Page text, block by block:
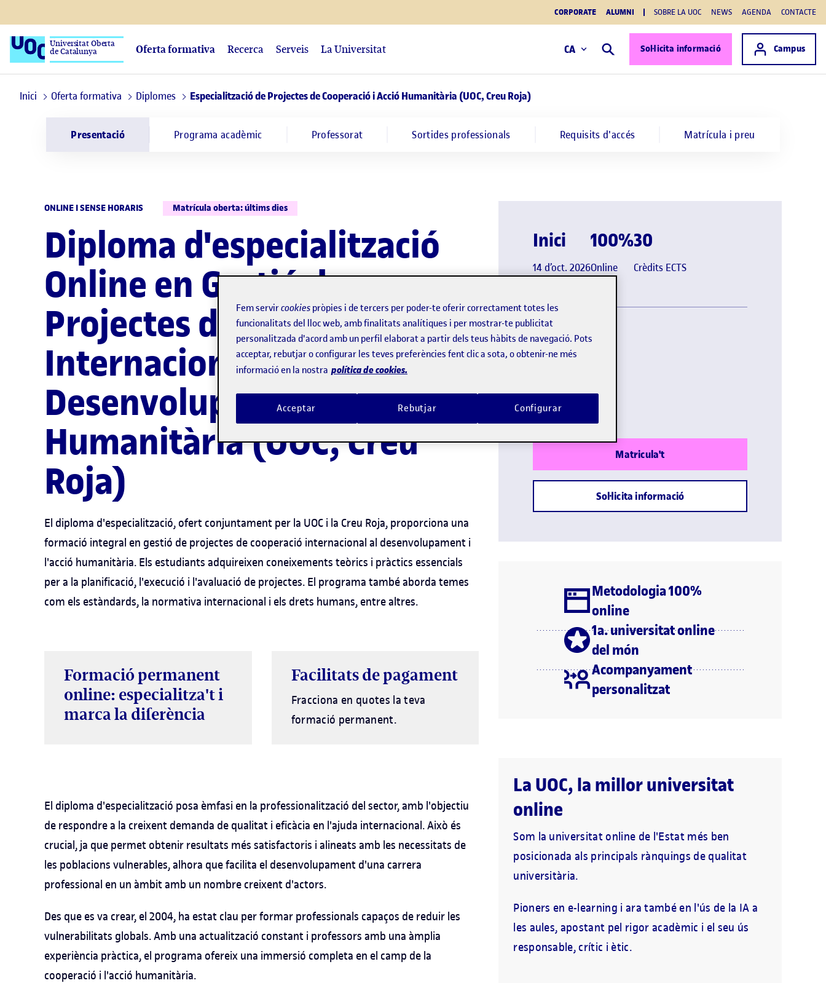
CORPORATE ALUMNI SOBRE LA UOC NEWS AGENDA CONTACTE
Universitat Oberta
de Catalunya Cercar Sol·licita informació Accés a
Campus
Oferta formativa Recerca Serveis La Universitat CA
Inici Oferta formativa Diplomes Especialització de Projectes de Cooperació i Acció Humanitària (UOC, Creu Roja)
Presentació Programa acadèmic Professorat Sortides professionals Requisits d'accés Matrícula i preu
ONLINE I SENSE HORARIS Matrícula oberta: últims dies
Diploma d'especialització
Online en Gestió de
Projectes de Cooperació
Internacional al
Desenvolupament i Acció
Humanitària (UOC, Creu
Roja)
El diploma d'especialització, ofert conjuntament per la UOC i la Creu Roja, proporciona una
formació integral en gestió de projectes de cooperació internacional al desenvolupament i
l'acció humanitària. Els estudiants adquireixen coneixements teòrics i pràctics essencials
per a la planificació, l'execució i l'avaluació de projectes. El programa també aborda temes
com els estàndards, la normativa internacional i els drets humans, entre altres.
Formació permanent
online: especialitza't i
marca la diferència
Facilitats de pagament
Fracciona en quotes la teva
formació permanent.
El diploma d'especialització posa èmfasi en la professionalització del sector, amb l'objectiu
de respondre a la creixent demanda de qualitat i eficàcia en l'ajuda internacional. Això és
crucial, ja que permet obtenir resultats més satisfactoris i alineats amb les necessitats de
les poblacions vulnerables, alhora que facilita el desenvolupament d'una carrera
professional en un àmbit amb un nombre creixent d'actors.
Des que es va crear, el 2004, ha estat clau per formar professionals capaços de reduir les
vulnerabilitats globals. Amb una actualització constant i professors amb una àmplia
experiència pràctica, el programa ofereix una immersió completa en el camp de la
cooperació i l'acció humanitària.
Inici
14 d’oct. 2026
100%
Online
30
Crèdits ECTS
Idiomes:Castellà
Durada:
Matricula't
Sol·licita informació
Metodologia 100%
online
1a. universitat online
del món
Acompanyament
personalitzat
La UOC, la millor universitat
online
Som la universitat online de l'Estat més ben
posicionada als principals rànquings de qualitat
universitària.
Pioners en e-learning i ara també en l'ús de la IA a
les aules, apostant pel rigor acadèmic i el seu ús
responsable, crític i ètic.
Fem servircookies pròpies i de tercers per poder-te oferir correctament totes les
funcionalitats del lloc web, amb finalitats analítiques i per mostrar-te publicitat
personalitzada d'acord amb un perfil elaborat a partir dels teus hàbits de navegació. Pots
acceptar, rebutjar o configurar les teves preferències fent clic a sota, o obtenir-ne més
informació en la nostra política de cookies.
Rebutjar
Acceptar Configurar